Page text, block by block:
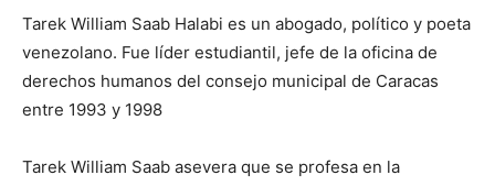
Tarek William Saab Halabi es un abogado, político y poeta
venezolano. Fue líder estudiantil, jefe de la oficina de
derechos humanos del consejo municipal de Caracas
entre 1993 y 1998
Tarek William Saab asevera que se profesa en la